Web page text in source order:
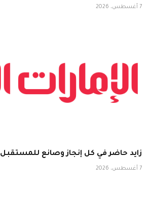
7 أغسطس، 2026
زايد حاضر في كل إنجاز وصانع للمستقبل
7 أغسطس، 2026